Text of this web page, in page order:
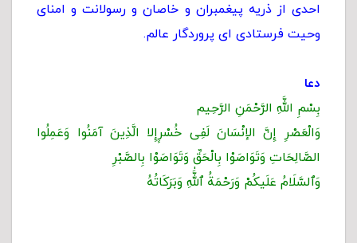
احدى از ذريه پيغمبران و خاصان و رسولانت ‏و امناى
وحيت فرستادى اى پروردگار عالم.
دعا
بِسْمِ اللَّهِ الرَّحْمَنِ الرَّحِیم
وَالْعَصْرِ إِنَّ الإنْسَانَ لَفِی خُسْرٍإِلا الَّذِینَ آمَنُوا وَعَمِلُوا
الصَّالِحَاتِ وَتَوَاصَوْا بِالْحَقِّ وَتَوَاصَوْا بِالصَّبْرِ
وَٱلسَّلَامُ عَلَیكُمْ وَرَحْمَةُ ٱللَّٰهِ وَبَرَكَاتُهُ